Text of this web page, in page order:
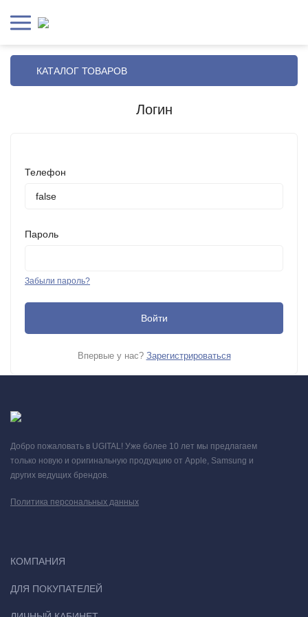
КАТАЛОГ ТОВАРОВ
Логин
Телефон
Пароль
Забыли пароль?
Впервые у нас? Зарегистрироваться
Добро пожаловать в UGITAL! Уже более 10 лет мы предлагаем
только новую и оригинальную продукцию от Apple, Samsung и
других ведущих брендов.
Политика персональных данных
КОМПАНИЯ
ДЛЯ ПОКУПАТЕЛЕЙ